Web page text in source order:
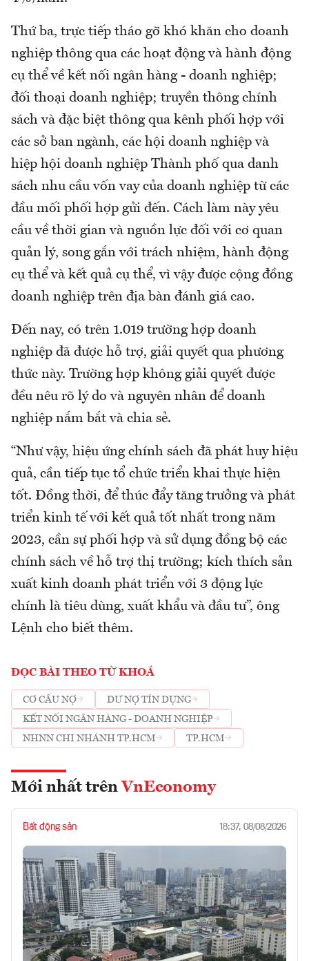
Thứ ba, trực tiếp tháo gỡ khó khăn cho doanh
nghiệp thông qua các hoạt động và hành động
cụ thể về kết nối ngân hàng - doanh nghiệp;
đối thoại doanh nghiệp; truyền thông chính
sách và đặc biệt thông qua kênh phối hợp với
các sở ban ngành, các hội doanh nghiệp và
hiệp hội doanh nghiệp Thành phố qua danh
sách nhu cầu vốn vay của doanh nghiệp từ các
đầu mối phối hợp gửi đến. Cách làm này yêu
cầu về thời gian và nguồn lực đối với cơ quan
quản lý, song gắn với trách nhiệm, hành động
cụ thể và kết quả cụ thể, vì vậy được cộng đồng
doanh nghiệp trên địa bàn đánh giá cao.
Đến nay, có trên 1.019 trường hợp doanh
nghiệp đã được hỗ trợ, giải quyết qua phương
thức này. Trường hợp không giải quyết được
đều nêu rõ lý do và nguyên nhân để doanh
nghiệp nắm bắt và chia sẻ.
“Như vậy, hiệu ứng chính sách đã phát huy hiệu
quả, cần tiếp tục tổ chức triển khai thực hiện
tốt. Đồng thời, để thúc đẩy tăng trưởng và phát
triển kinh tế với kết quả tốt nhất trong năm
2023, cần sự phối hợp và sử dụng đồng bộ các
chính sách về hỗ trợ thị trường; kích thích sản
xuất kinh doanh phát triển với 3 động lực
chính là tiêu dùng, xuất khẩu và đầu tư”, ông
Lệnh cho biết thêm.
ĐỌC BÀI THEO TỪ KHOÁ
CƠ CẤU NỢ
DƯ NỢ TÍN DỤNG
KẾT NỐI NGÂN HÀNG - DOANH NGHIỆP
NHNN CHI NHÁNH TP.HCM
TP.HCM
Mới nhất trên VnEconomy
Bất động sản 18:37, 08/08/2026